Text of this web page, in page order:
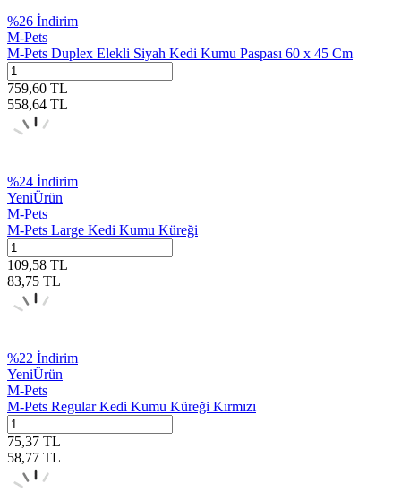
%26 İndirim
M-Pets
M-Pets Duplex Elekli Siyah Kedi Kumu Paspası 60 x 45 Cm
759,60 TL
558,64 TL
%24 İndirim
YeniÜrün
M-Pets
M-Pets Large Kedi Kumu Küreği
109,58 TL
83,75 TL
%22 İndirim
YeniÜrün
M-Pets
M-Pets Regular Kedi Kumu Küreği Kırmızı
75,37 TL
58,77 TL